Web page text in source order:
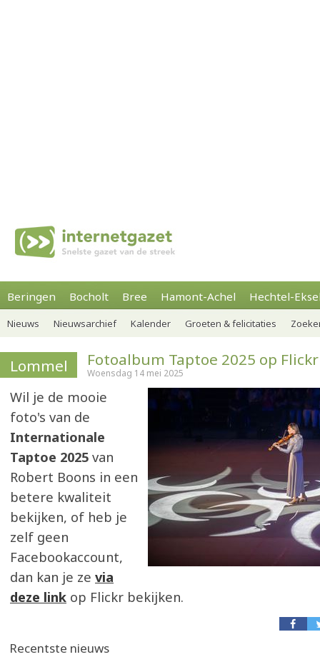
Beringen Bocholt Bree Hamont-Achel Hechtel-
Nieuws Nieuwsarchief Kalender Groeten & felicitaties
Lommel Fotoalbum Taptoe 2025 op Flickr
Woensdag 14 mei 2025
Wil je de mooie
foto's van de
Internationale
Taptoe 2025 van
Robert Boons in een
betere kwaliteit
bekijken, of heb je
zelf geen
Facebookaccount,
dan kan je ze via
deze link op Flickr bekijken.
Recentste nieuws